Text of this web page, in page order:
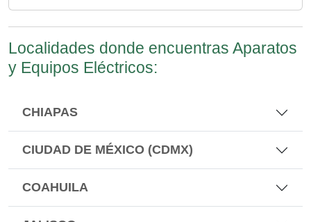
Localidades donde encuentras Aparatos
y Equipos Eléctricos:
CHIAPAS
CIUDAD DE MÉXICO (CDMX)
COAHUILA